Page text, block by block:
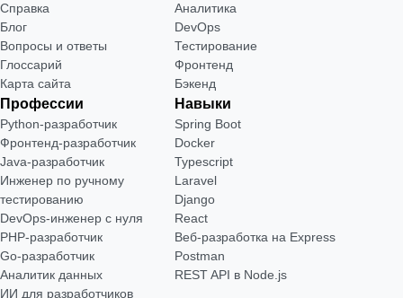
Справка
Блог
Вопросы и ответы
Глоссарий
Карта сайта
Аналитика
DevOps
Тестирование
Фронтенд
Бэкенд
Профессии
Python-разработчик
Фронтенд-разработчик
Java-разработчик
Инженер по ручному
тестированию
DevOps-инженер с нуля
РНР-разработчик
Go-разработчик
Аналитик данных
ИИ для разработчиков
Навыки
Spring Boot
Docker
Typescript
Laravel
Django
React
Веб-разработка на Express
Postman
REST API в Node.js